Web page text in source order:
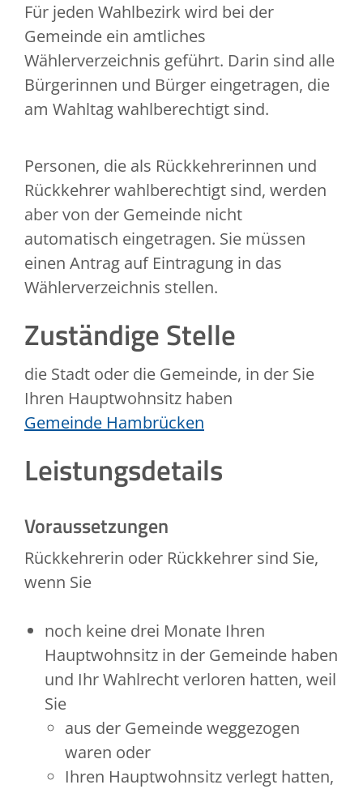
Für jeden Wahlbezirk wird bei der
Gemeinde ein amtliches
Wählerverzeichnis geführt. Darin sind alle
Bürgerinnen und Bürger eingetragen, die
am Wahltag wahlberechtigt sind.
Personen, die als Rückkehrerinnen und
Rückkehrer wahlberechtigt sind, werden
aber von der Gemeinde nicht
automatisch eingetragen. Sie müssen
einen Antrag auf Eintragung in das
Wählerverzeichnis stellen.
Zuständige Stelle
die Stadt oder die Gemeinde, in der Sie
Ihren Hauptwohnsitz haben
Gemeinde Hambrücken
Leistungsdetails
Voraussetzungen
Rückkehrerin oder Rückkehrer sind Sie,
wenn Sie
noch keine drei Monate Ihren
Hauptwohnsitz in der Gemeinde haben
und Ihr Wahlrecht verloren hatten, weil
Sie
aus der Gemeinde weggezogen
waren oder
Ihren Hauptwohnsitz verlegt hatten,